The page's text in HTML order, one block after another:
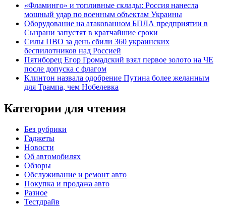
«Фламинго» и топливные склады: Россия нанесла
мощный удар по военным объектам Украины
Оборудование на атакованном БПЛА предприятии в
Сызрани запустят в кратчайшие сроки
Силы ПВО за день сбили 360 украинских
беспилотников над Россией
Пятиборец Егор Громадский взял первое золото на ЧЕ
после допуска с флагом
Клинтон назвала одобрение Путина более желанным
для Трампа, чем Нобелевка
Категории для чтения
Без рубрики
Гаджеты
Новости
Об автомобилях
Обзоры
Обслуживание и ремонт авто
Покупка и продажа авто
Разное
Тестдрайв